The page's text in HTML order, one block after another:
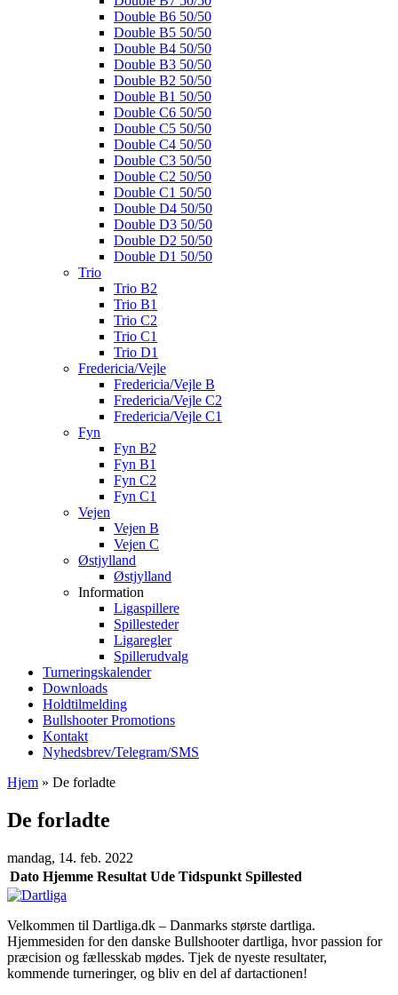
Double B6 50/50
Double B5 50/50
Double B4 50/50
Double B3 50/50
Double B2 50/50
Double B1 50/50
Double C6 50/50
Double C5 50/50
Double C4 50/50
Double C3 50/50
Double C2 50/50
Double C1 50/50
Double D4 50/50
Double D3 50/50
Double D2 50/50
Double D1 50/50
Trio
Trio B2
Trio B1
Trio C2
Trio C1
Trio D1
Fredericia/Vejle
Fredericia/Vejle B
Fredericia/Vejle C2
Fredericia/Vejle C1
Fyn
Fyn B2
Fyn B1
Fyn C2
Fyn C1
Vejen
Vejen B
Vejen C
Østjylland
Østjylland
Information
Ligaspillere
Spillesteder
Ligaregler
Spillerudvalg
Turneringskalender
Downloads
Holdtilmelding
Bullshooter Promotions
Kontakt
Nyhedsbrev/Telegram/SMS
Hjem » De forladte
De forladte
mandag, 14. feb. 2022
Dato Hjemme Resultat Ude Tidspunkt Spillested
Velkommen til Dartliga.dk – Danmarks største dartliga.
Hjemmesiden for den danske Bullshooter dartliga, hvor passion for
præcision og fællesskab mødes. Tjek de nyeste resultater,
kommende turneringer, og bliv en del af dartactionen!